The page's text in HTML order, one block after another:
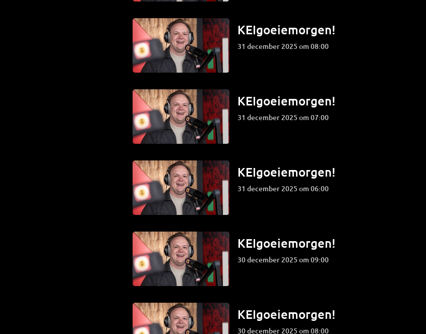
KEIgoeiemorgen!
31 december 2025 om 08:00
KEIgoeiemorgen!
31 december 2025 om 07:00
KEIgoeiemorgen!
31 december 2025 om 06:00
KEIgoeiemorgen!
30 december 2025 om 09:00
KEIgoeiemorgen!
30 december 2025 om 08:00